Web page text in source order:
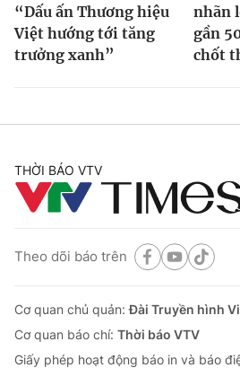
“Dấu ấn Thương hiệu
Việt hướng tới tăng
trưởng xanh”
nhãn
gần
chốt
THỜI BÁO VTV
Theo dõi báo trên
Cơ quan chủ quản:Đài Truyền hình
Cơ quan báo chí: Thời báo VTV
Giấy phép hoạt động báo in và báo